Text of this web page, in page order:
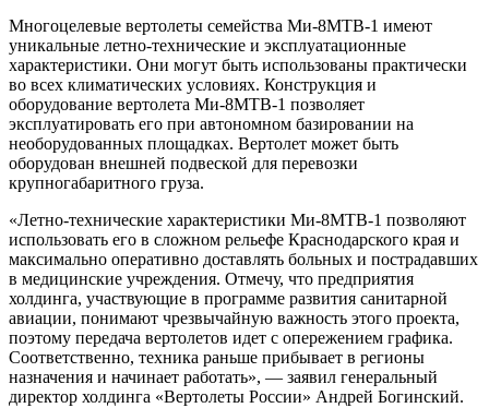
Многоцелевые вертолеты семейства Ми-8МТВ-1 имеют
уникальные летно-технические и эксплуатационные
характеристики. Они могут быть использованы практически
во всех климатических условиях. Конструкция и
оборудование вертолета Ми-8МТВ-1 позволяет
эксплуатировать его при автономном базировании на
необорудованных площадках. Вертолет может быть
оборудован внешней подвеской для перевозки
крупногабаритного груза.
«Летно-технические характеристики Ми-8МТВ-1 позволяют
использовать его в сложном рельефе Краснодарского края и
максимально оперативно доставлять больных и пострадавших
в медицинские учреждения. Отмечу, что предприятия
холдинга, участвующие в программе развития санитарной
авиации, понимают чрезвычайную важность этого проекта,
поэтому передача вертолетов идет с опережением графика.
Соответственно, техника раньше прибывает в регионы
назначения и начинает работать», — заявил генеральный
директор холдинга «Вертолеты России» Андрей Богинский.